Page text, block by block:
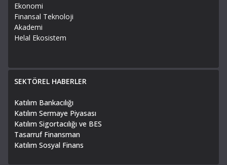
Ekonomi
Finansal Teknoloji
Akademi
Helal Ekosistem
SEKTÖREL HABERLER
Katılım Bankacılığı
Katılım Sermaye Piyasası
Katılım Sigortacılığı ve BES
Tasarruf Finansman
Katılım Sosyal Finans